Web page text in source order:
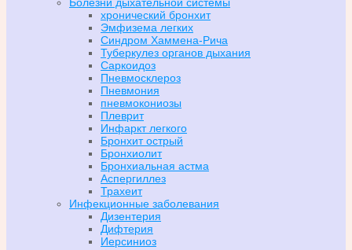
хронический бронхит
Эмфизема легких
Синдром Хаммена-Рича
Туберкулез органов дыхания
Саркоидоз
Пневмосклероз
Пневмония
пневмокониозы
Плеврит
Инфаркт легкого
Бронхит острый
Бронхиолит
Бронхиальная астма
Аспергиллез
Трахеит
Инфекционные заболевания
Дизентерия
Дифтерия
Иерсиниоз